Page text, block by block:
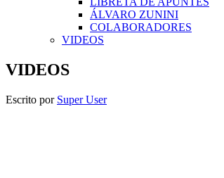
ÁLVARO ZUNINI
COLABORADORES
VIDEOS
VIDEOS
Escrito por Super User